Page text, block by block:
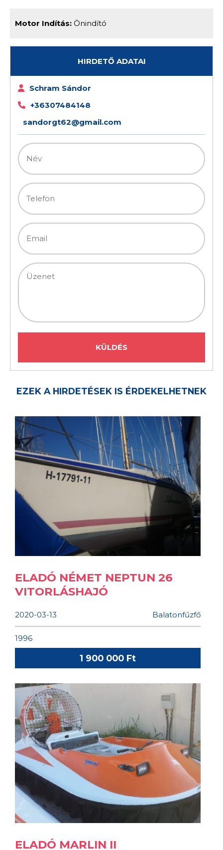
Motor Indítás: Önindító
HIRDETŐ ADATAI
Schram Sándor
+36307484148
sandorgt62@gmail.com
EZEK A HIRDETÉSEK IS ÉRDEKELHETNEK
ELADÓ NÉMET NEPTUN 26
VITORLÁSHAJÓ
2020-03-13 Balatonfűzfő
1996
1 900 000 Ft
ELADÓ MARLIN II